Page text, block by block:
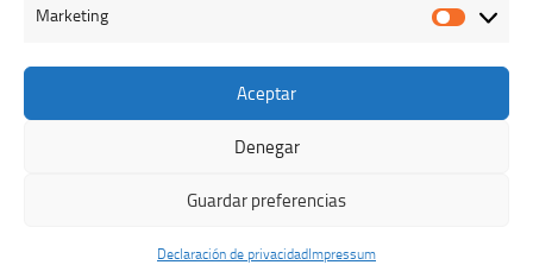
Marketing
Aceptar
Denegar
Guardar preferencias
Declaración de privacidad Impressum
Colegio Oficial de Veterinarios de Cáceres © 2026. Todos los